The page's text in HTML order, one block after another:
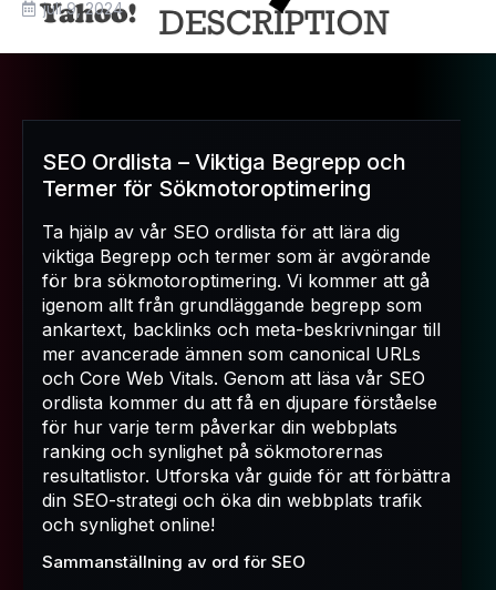
juli 9, 2024
SEO Ordlista – Viktiga Begrepp och
Termer för Sökmotoroptimering
Ta hjälp av vår SEO ordlista för att lära dig
viktiga Begrepp och termer som är avgörande
för bra sökmotoroptimering. Vi kommer att gå
igenom allt från grundläggande begrepp som
ankartext, backlinks och meta-beskrivningar till
mer avancerade ämnen som canonical URLs
och Core Web Vitals. Genom att läsa vår SEO
ordlista kommer du att få en djupare förståelse
för hur varje term påverkar din webbplats
ranking och synlighet på sökmotorernas
resultatlistor. Utforska vår guide för att förbättra
din SEO-strategi och öka din webbplats trafik
och synlighet online!
Sammanställning av ord för SEO